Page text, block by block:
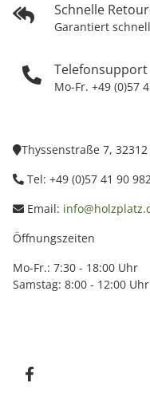
Schnelle
Garantiert
Telefonsupport
Mo-Fr. +49 (0)57
Thyssenstraße 7,
Tel: +49 (0)57 41 90
Email:
Öffnungszeiten
Mo-Fr.: 7:30 - 18:00 Uhr
Samstag: 8:00 - 12:00 Uhr